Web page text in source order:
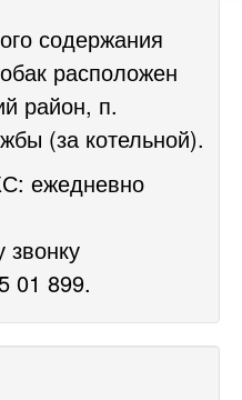
содержания
расположен
район, п.
(за котельной).
ежедневно
звонку
01 899.